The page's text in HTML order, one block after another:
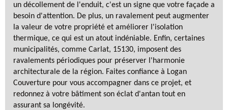
un décollement de l'enduit, c'est un signe que votre façade a
besoin d'attention. De plus, un ravalement peut augmenter
la valeur de votre propriété et améliorer l'isolation
thermique, ce qui est un atout indéniable. Enfin, certaines
municipalités, comme Carlat, 15130, imposent des
ravalements périodiques pour préserver l'harmonie
architecturale de la région. Faites confiance à Logan
Couverture pour vous accompagner dans ce projet, et
redonnez à votre bâtiment son éclat d'antan tout en
assurant sa longévité.